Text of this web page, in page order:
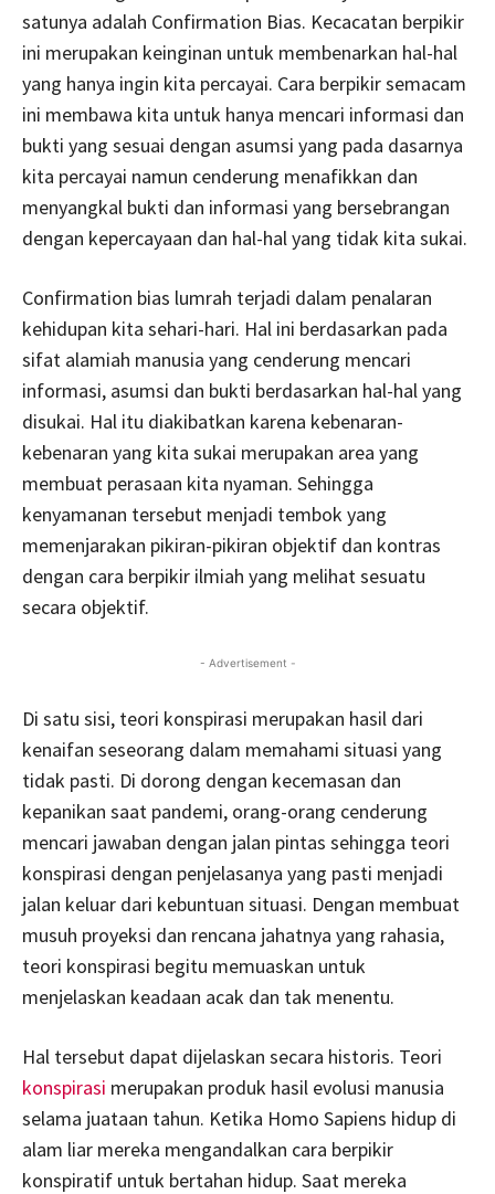
satunya adalah Confirmation Bias. Kecacatan berpikir
ini merupakan keinginan untuk membenarkan hal-hal
yang hanya ingin kita percayai. Cara berpikir semacam
ini membawa kita untuk hanya mencari informasi dan
bukti yang sesuai dengan asumsi yang pada dasarnya
kita percayai namun cenderung menafikkan dan
menyangkal bukti dan informasi yang bersebrangan
dengan kepercayaan dan hal-hal yang tidak kita sukai.
Confirmation bias lumrah terjadi dalam penalaran
kehidupan kita sehari-hari. Hal ini berdasarkan pada
sifat alamiah manusia yang cenderung mencari
informasi, asumsi dan bukti berdasarkan hal-hal yang
disukai. Hal itu diakibatkan karena kebenaran-
kebenaran yang kita sukai merupakan area yang
membuat perasaan kita nyaman. Sehingga
kenyamanan tersebut menjadi tembok yang
memenjarakan pikiran-pikiran objektif dan kontras
dengan cara berpikir ilmiah yang melihat sesuatu
secara objektif.
- Advertisement -
Di satu sisi, teori konspirasi merupakan hasil dari
kenaifan seseorang dalam memahami situasi yang
tidak pasti. Di dorong dengan kecemasan dan
kepanikan saat pandemi, orang-orang cenderung
mencari jawaban dengan jalan pintas sehingga teori
konspirasi dengan penjelasanya yang pasti menjadi
jalan keluar dari kebuntuan situasi. Dengan membuat
musuh proyeksi dan rencana jahatnya yang rahasia,
teori konspirasi begitu memuaskan untuk
menjelaskan keadaan acak dan tak menentu.
Hal tersebut dapat dijelaskan secara historis. Teori
konspirasi merupakan produk hasil evolusi manusia
selama juataan tahun. Ketika Homo Sapiens hidup di
alam liar mereka mengandalkan cara berpikir
konspiratif untuk bertahan hidup. Saat mereka